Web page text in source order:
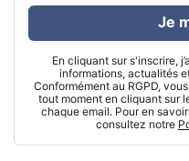
En cliquant sur s'inscrire,
informations, actualités
Conformément au RGPD,
tout moment en cliquant sur
chaque email. Pour en
consultez notre
Je